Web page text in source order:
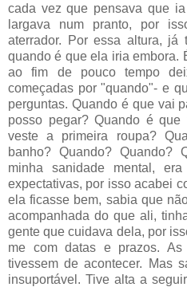
cada vez que pensava que
largava num pranto, por
aterrador. Por essa altura, já
quando é que ela iria embora.
ao fim de pouco tempo
começadas por "quando"- e
perguntas. Quando é que vai
posso pegar? Quando é
veste a primeira roupa?
banho? Quando? Quando?
minha sanidade mental,
expectativas, por isso acabei
ela ficasse bem, sabia que
acompanhada do que ali,
gente que cuidava dela, por
me com datas e prazos. As
tivessem de acontecer. Mas
insuportável. Tive alta a